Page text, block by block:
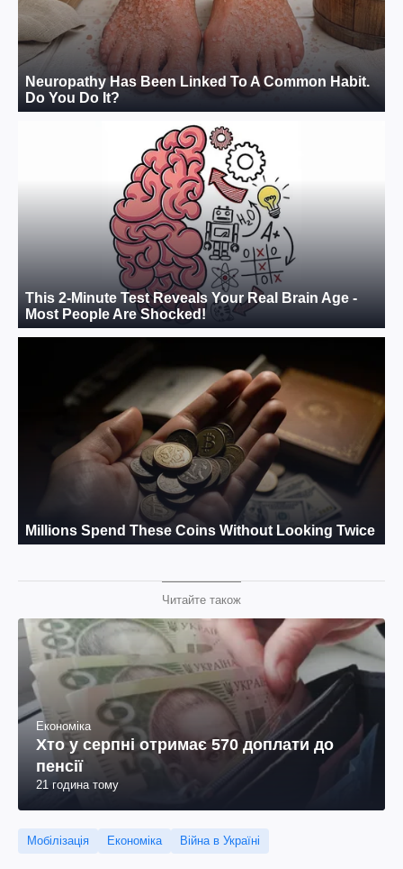
Читайте також
Економіка
Хто у серпні отримає 570 доплати до
пенсії
21 година тому
Мобілізація Економіка Війна в Україні